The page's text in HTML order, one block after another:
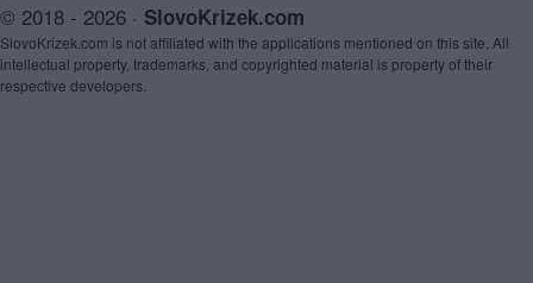
© 2018 - 2026 · SlovoKrizek.com
SlovoKrizek.com is not affiliated with the applications mentioned on this site. All
intellectual property, trademarks, and copyrighted material is property of their
respective developers.